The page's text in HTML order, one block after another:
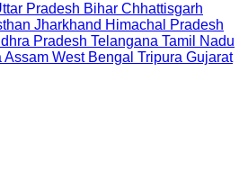
Pradesh Bihar Chhattisgarh
Jharkhand Himachal Pradesh
Pradesh Telangana Tamil Nadu
Assam West Bengal Tripura Gujarat